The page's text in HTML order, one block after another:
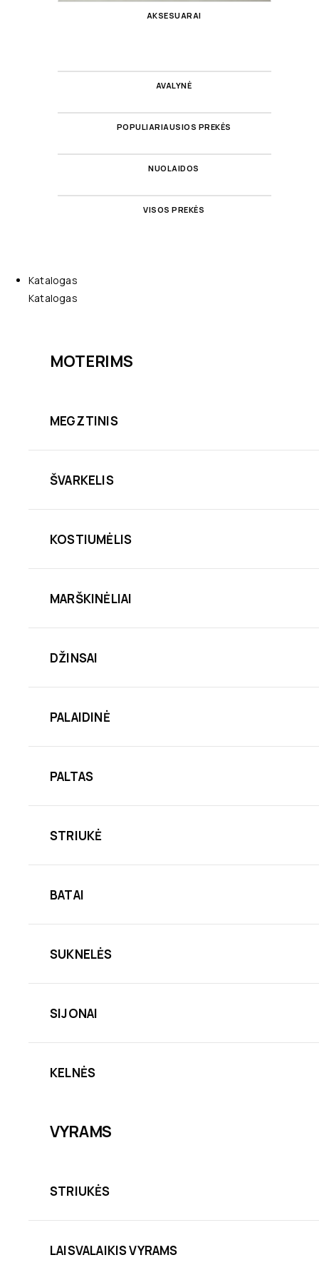
AKSESUARAI
AVALYNĖ
POPULIARIAUSIOS PREKĖS
NUOLAIDOS
VISOS PREKĖS
Katalogas
Katalogas
MOTERIMS
MEGZTINIS
ŠVARKELIS
KOSTIUMĖLIS
MARŠKINĖLIAI
DŽINSAI
PALAIDINĖ
PALTAS
STRIUKĖ
BATAI
SUKNELĖS
SIJONAI
KELNĖS
VYRAMS
STRIUKĖS
LAISVALAIKIS VYRAMS